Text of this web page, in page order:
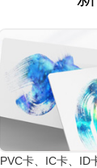
PVC卡、IC卡、ID